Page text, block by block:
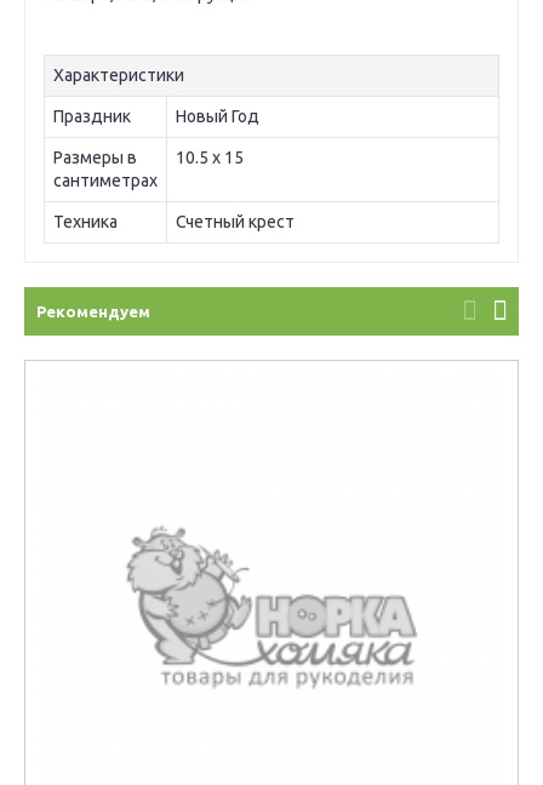
Характеристики
Праздник Новый Год
Размеры в
сантиметрах
10.5 х 15
Техника Счетный крест
Рекомендуем